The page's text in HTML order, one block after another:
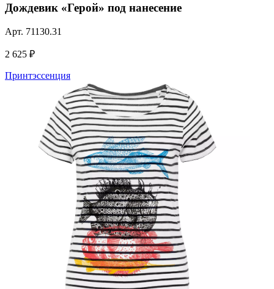
Дождевик «Герой» под нанесение
Арт. 71130.31
2 625 ₽
Принтэссенция